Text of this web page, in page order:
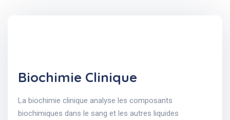
Biochimie Clinique
La biochimie clinique analyse les composants
biochimiques dans le sang et les autres liquides